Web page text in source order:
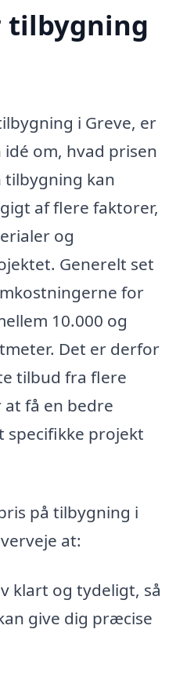
tilbygning
i Greve, er
om, hvad prisen
tilbygning kan
af flere faktorer,
og
Generelt set
for
10.000 og
Det er derfor
tilbud fra flere
få en bedre
specifikke projekt
på tilbygning i
at:
klart og tydeligt, så
give dig præcise